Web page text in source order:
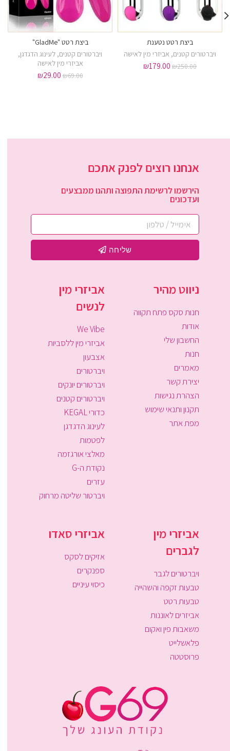
ביצת רטט נטענת
ויברטורים קטנים, אביזרי מין לאישה
₪250.00
₪179.00
ביצת רטט "GladMe"
ויברטורים קטנים, לעינוג הדגדגן,
אביזרי מין לאישה
₪69.00
₪29.00
אנחנו רוצים לפנק אתכם
הירשמו לרשימת התפוצה ותהנו ממבצעים
ועדכונים
שליחה
ניווט מהיר
חנות סקס פתח תקווה
אודות
החשבון שלי
חנות
מאמרים
יצירת קשר
הצהרת נגישות
תקנון ותנאי שימוש
מפת אתר
אביזרי מין
לנשים
We Vibe
אביזרי מין ללסביות
אצבעון
ויברטורים
ויברטורים יונקים
ויברטורים קטנים
כדורי KEGAL
לעינוג הדגדגן
לפטמות
מאלצי אורגזמה
נקודת ה-G
עזרים
ויברטור שליטה מרחוק
אביזרי מין
לגברים
ויברטורים לגבר
טבעות זקפה והשהייה
טבעות רטט
אביזרים לאוננות
משאבות פין ואקום
פלאשלייט
פרוסטטה
אביזרי סאדו
אזיקים לסקס
ספנקרים
כיסוי עיניים